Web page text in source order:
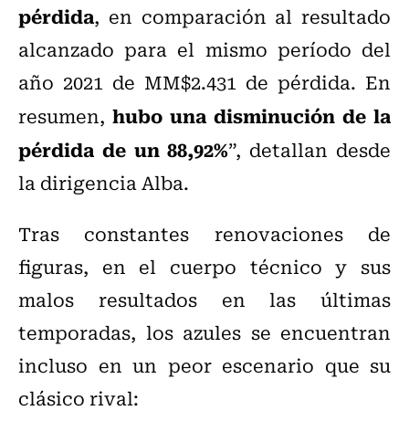
pérdida, en comparación al resultado
alcanzado para el mismo período del
año 2021 de MM$2.431 de pérdida. En
resumen, hubo una disminución de la
pérdida de un 88,92%”, detallan desde
la dirigencia Alba.
Tras constantes renovaciones de
figuras, en el cuerpo técnico y sus
malos resultados en las últimas
temporadas, los azules se encuentran
incluso en un peor escenario que su
clásico rival: